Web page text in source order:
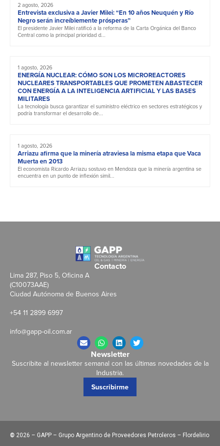
2 agosto, 2026
Entrevista exclusiva a Javier Milei: “En 10 años Neuquén y Río
Negro serán increíblemente prósperas”
El presidente Javier Milei ratificó a la reforma de la Carta Orgánica del Banco
Central como la principal prioridad d...
1 agosto, 2026
ENERGÍA NUCLEAR: CÓMO SON LOS MICROREACTORES
NUCLEARES TRANSPORTABLES QUE PROMETEN ABASTECER
CON ENERGÍA A LA INTELIGENCIA ARTIFICIAL Y LAS BASES
MILITARES
La tecnología busca garantizar el suministro eléctrico en sectores estratégicos y
podría transformar el desarrollo de...
1 agosto, 2026
Arriazu afirma que la minería atraviesa la misma etapa que Vaca
Muerta en 2013
El economista Ricardo Arriazu sostuvo en Mendoza que la minería argentina se
encuentra en un punto de inflexión simil...
Contacto
Lima 287, Piso 5, Oficina A
(C10073AAE)
Ciudad Autónoma de Buenos Aires
+54 11 2899 6997
info@gapp-oil.com.ar
Newsletter
Suscribite al newsletter semanal con las últimas novedades de la
Industria.
Suscribirme
© 2026 – GAPP – Grupo Argentino de Proveedores Petroleros – Flordelirio